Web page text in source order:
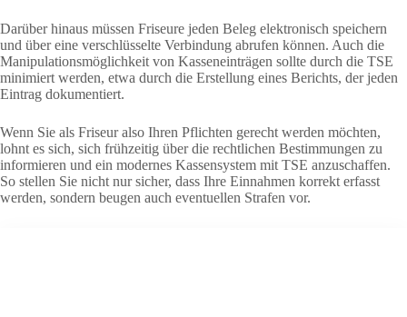
Darüber hinaus müssen Friseure jeden Beleg elektronisch speichern
und über eine verschlüsselte Verbindung abrufen können. Auch die
Manipulationsmöglichkeit von Kasseneinträgen sollte durch die TSE
minimiert werden, etwa durch die Erstellung eines Berichts, der jeden
Eintrag dokumentiert.
Wenn Sie als Friseur also Ihren Pflichten gerecht werden möchten,
lohnt es sich, sich frühzeitig über die rechtlichen Bestimmungen zu
informieren und ein modernes Kassensystem mit TSE anzuschaffen.
So stellen Sie nicht nur sicher, dass Ihre Einnahmen korrekt erfasst
werden, sondern beugen auch eventuellen Strafen vor.